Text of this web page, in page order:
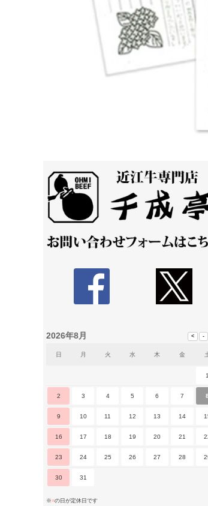
2026年8月
日 月 火 水 木 金
1
2 3 4 5 6 7 8
9 10 11 12 13 14
16 17 18 19 20 21
23 24 25 26 27 28
30 31
※ ■の日が定休日です